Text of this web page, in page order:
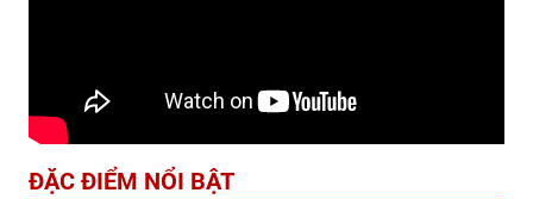
ĐẶC ĐIỂM NỔI BẬT